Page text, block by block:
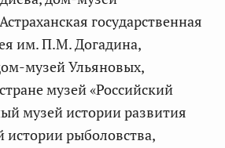
государственная
им. П.М. Догадина,
музей Ульяновых,
музей «Российский
музей истории развития
рыболовства,